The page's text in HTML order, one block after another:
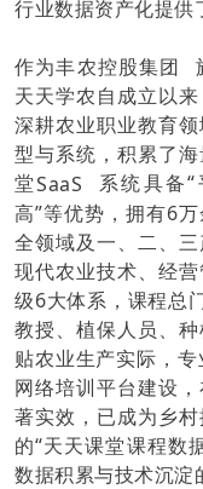
行业数据资产化提供
作为丰农控股集团
天天学农自成立以
深耕农业职业教育
型与系统，积累了
堂SaaS
系统具备
高”等优势，拥有6
全领域及一、二、三
现代农业技术、经
级6大体系，课程总
教授、植保人员、
贴农业生产实际，
网络培训平台建设
著实效，已成为乡
的“天天课堂课程数
数据积累与技术沉淀